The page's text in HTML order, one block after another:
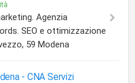
Agenzia
SEO e ottimizzazione
59 Modena
- CNA Servizi